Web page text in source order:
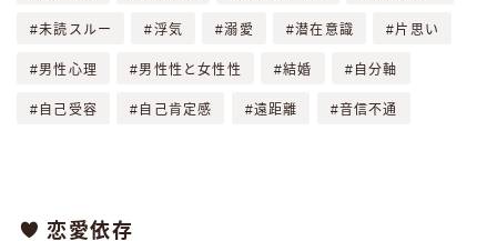
未読スルー 浮気 溺愛 潜在意識 片思い
男性心理 男性性と女性性 結婚 自分軸
自己受容 自己肯定感 遠距離 音信不通
恋愛依存